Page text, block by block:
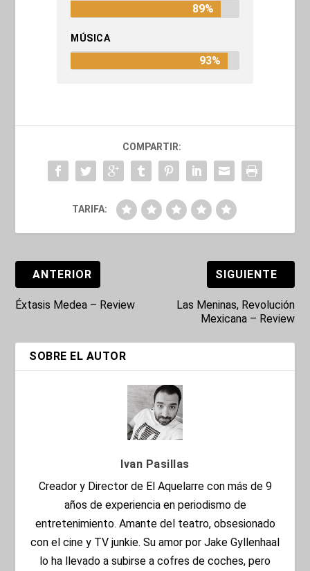
89%
MÚSICA
93%
COMPARTIR:
TARIFA:
ANTERIOR
Éxtasis Medea – Review
SIGUIENTE
Las Meninas, Revolución
Mexicana – Review
SOBRE EL AUTOR
Ivan Pasillas
Creador y Director de El Aquelarre con más de 9
años de experiencia en periodismo de
entretenimiento. Amante del teatro, obsesionado
con el cine y TV junkie. Su amor por Jake Gyllenhaal
lo ha llevado a subirse a cofres de coches, pero